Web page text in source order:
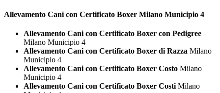
Allevamento Cani con Certificato Boxer Milano Municipio 4
Allevamento Cani con Certificato Boxer con Pedigree
Milano Municipio 4
Allevamento Cani con Certificato Boxer di Razza Milano
Municipio 4
Allevamento Cani con Certificato Boxer Costo Milano
Municipio 4
Allevamento Cani con Certificato Boxer Costi Milano